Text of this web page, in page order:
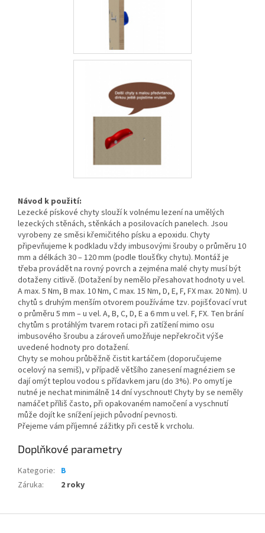
Návod k použití:
Lezecké pískové chyty slouží k volnému lezení na umělých
lezeckých stěnách, stěnkách a posilovacích panelech. Jsou
vyrobeny ze směsi křemičitého písku a epoxidu. Chyty
připevňujeme k podkladu vždy imbusovými šrouby o průměru 10
mm a délkách 30 – 120 mm (podle tloušťky chytu). Montáž je
třeba provádět na rovný povrch a zejména malé chyty musí být
dotaženy citlivě. (Dotažení by nemělo přesahovat hodnoty u vel.
A max. 5 Nm, B max. 10 Nm, C max. 15 Nm, D, E, F, FX max. 20 Nm). U
chytů s druhým menším otvorem používáme tzv. pojišťovací vrut
o průměru 5 mm – u vel. A, B, C, D, E a 6 mm u vel. F, FX. Ten brání
chytům s protáhlým tvarem rotaci při zatížení mimo osu
imbusového šroubu a zároveň umožňuje nepřekročit výše
uvedené hodnoty pro dotažení.
Chyty se mohou průběžně čistit kartáčem (doporučujeme
ocelový na semiš), v případě většího zanesení magnéziem se
dají omýt teplou vodou s přídavkem jaru (do 3%). Po omytí je
nutné je nechat minimálně 14 dní vyschnout! Chyty by se neměly
namáčet příliš často, při opakovaném namočení a vyschnutí
může dojít ke snížení jejich původní pevnosti.
Přejeme vám příjemné zážitky při cestě k vrcholu.
Doplňkové parametry
Kategorie: B
Záruka: 2 roky